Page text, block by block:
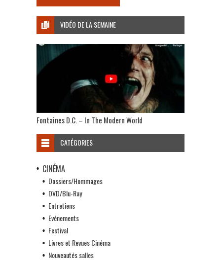
VIDÉO DE LA SEMAINE
Fontaines D.C. – In The Modern World
CATÉGORIES
CINÉMA
Dossiers/Hommages
DVD/Blu-Ray
Entretiens
Evénements
Festival
Livres et Revues Cinéma
Nouveautés salles